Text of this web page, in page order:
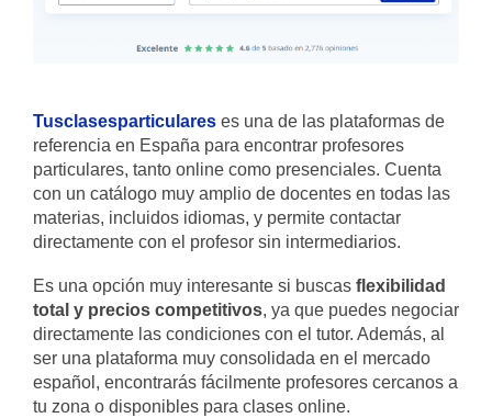
Tusclasesparticulares es una de las plataformas de
referencia en España para encontrar profesores
particulares, tanto online como presenciales. Cuenta
con un catálogo muy amplio de docentes en todas las
materias, incluidos idiomas, y permite contactar
directamente con el profesor sin intermediarios.
Es una opción muy interesante si buscas flexibilidad
total y precios competitivos, ya que puedes negociar
directamente las condiciones con el tutor. Además, al
ser una plataforma muy consolidada en el mercado
español, encontrarás fácilmente profesores cercanos a
tu zona o disponibles para clases online.